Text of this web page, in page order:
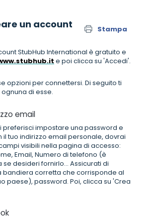
un account Stampa
StubHub International è gratuito e
e poi clicca su 'Accedi'.
opzioni per connettersi. Di seguito ti
di esse.
email
preferisci impostare una password e
tuo indirizzo email personale, dovrai
visibili nella pagina di accesso:
Email, Numero di telefono (è
desideri fornirlo... Assicurati di
bandiera corretta che corrisponde al
paese), password. Poi, clicca su 'Crea